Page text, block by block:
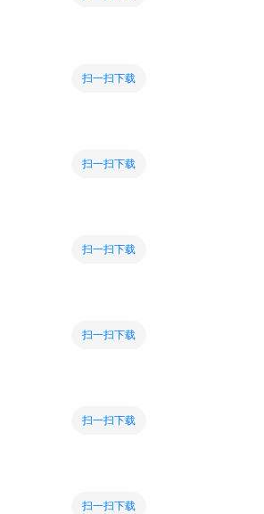
扫一扫下载
扫一扫下载
扫一扫下载
扫一扫下载
扫一扫下载
扫一扫下载